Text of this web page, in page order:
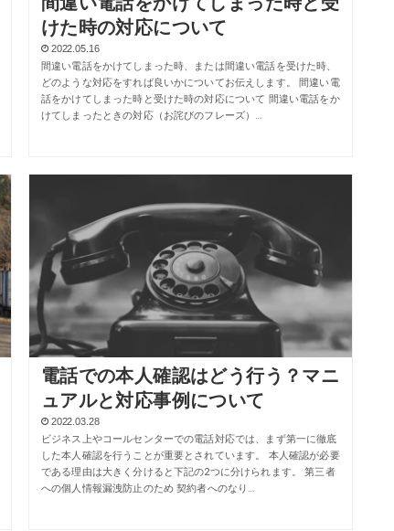
けた時の対応について
2022.05.16
間違い電話をかけてしまった時、または間違い電話を受けた時、
どのような対応をすれば良いかについてお伝えします。 間違い電
話をかけてしまった時と受けた時の対応について 間違い電話をか
けてしまったときの対応（お詫びのフレーズ）…
電話での本人確認はどう行う？マニ
ュアルと対応事例について
2022.03.28
ビジネス上やコールセンターでの電話対応では、まず第一に徹底
した本人確認を行うことが重要とされています。 本人確認が必要
である理由は大きく分けると下記の2つに分けられます。 第三者
への個人情報漏洩防止のため 契約者へのなり…